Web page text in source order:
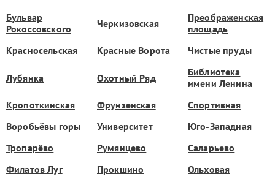
Бульвар
Рокоссовского
Черкизовская
Преображенская
площадь
Красносельская
Красные Ворота Чистые пруды
Лубянка Охотный Ряд
Библиотека
имени Ленина
Кропоткинская
Фрунзенская
Спортивная
Воробьёвы горы
Университет
Юго-Западная
Тропарёво
Румянцево
Саларьево
Филатов Луг
Прокшино
Ольховая